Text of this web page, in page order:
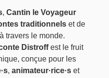
,Cantin le Voyageur
traditionnelset de
à travers le monde.
Distroffest le fruit
conçue pour les
,animateur·rice·s et